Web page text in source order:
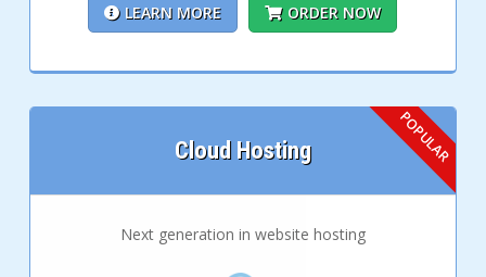
LEARN MORE ORDER NOW
Cloud Hosting
Next generation in website hosting